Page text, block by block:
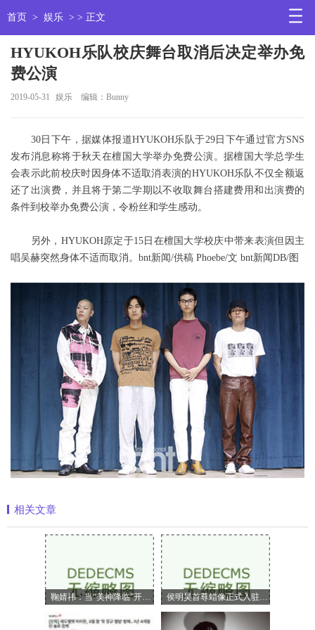
首页 > 娱乐 > > 正文
HYUKOH乐队校庆舞台取消后决定举办免
费公演
2019-05-31 娱乐 编辑：Bunny
30日下午，据媒体报道HYUKOH乐队于29日下午通过官方SNS
发布消息称将于秋天在檀国大学举办免费公演。据檀国大学总学生
会表示此前校庆时因身体不适取消表演的HYUKOH乐队不仅全额返
还了出演费，并且将于第二学期以不收取舞台搭建费用和出演费的
条件到校举办免费公演，令粉丝和学生感动。
另外，HYUKOH原定于15日在檀国大学校庆中带来表演但因主
唱吴赫突然身体不适而取消。bnt新闻/供稿 Phoebe/文 bnt新闻DB/图
相关文章
鞠婧祎：当“美神降临”开始定义嗅觉美 侯明昊首尊蜡像正式入驻上海杜莎夫人蜡